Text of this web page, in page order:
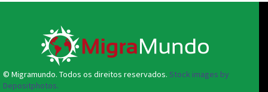
© Migramundo. Todos os direitos reservados. Stock images by
Depositphotos.